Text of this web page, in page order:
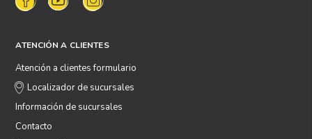
ATENCIÓN A CLIENTES
Atención a clientes formulario
Localizador de sucursales
Información de sucursales
Contacto